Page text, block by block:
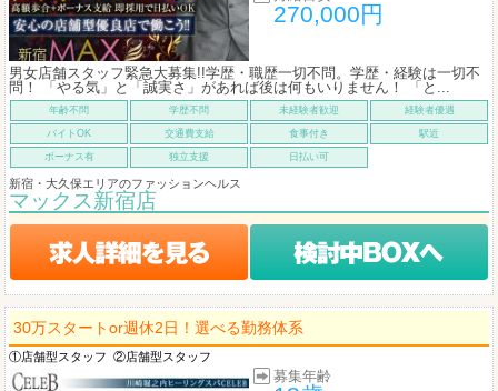
270,000円
男女店舗スタッフ緊急大募集!!学歴・職歴一切不問。学歴・経験は一切不
問！ 「やる気」と「誠実さ」があれば後は何もいりません！ 「と...
年齢不問 学歴不問 未経験者歓迎 経験者優遇
バイトOK 交通費支給 食事付き 駅近
ボーナス有 独立支援 日払い可
新宿・大久保エリアのファッションヘルス
マックス新宿店
30万スタートor週休2日！選べる勤務体系
①店舗型スタッフ ②店舗型スタッフ
募集年齢